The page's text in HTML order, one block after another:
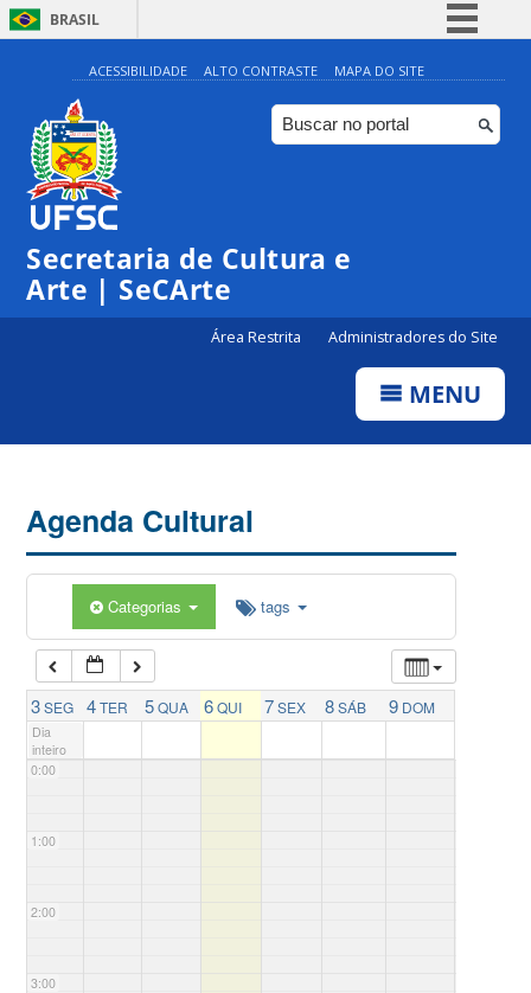
BRASIL
Simplifique!
Comunica BR
Participe
ACESSIBILIDADE ALTO CONTRASTE MAPA DO SITE
Secretaria de Cultura e
Arte | SeCArte
Área Restrita Administradores do Site
MENU
Agenda Cultural
Categorias tags
3SEG 4TER 5QUA 6QUI 7SEX 8SÁB 9 DOM
Dia
inteiro
0:00
1:00
2:00
3:00